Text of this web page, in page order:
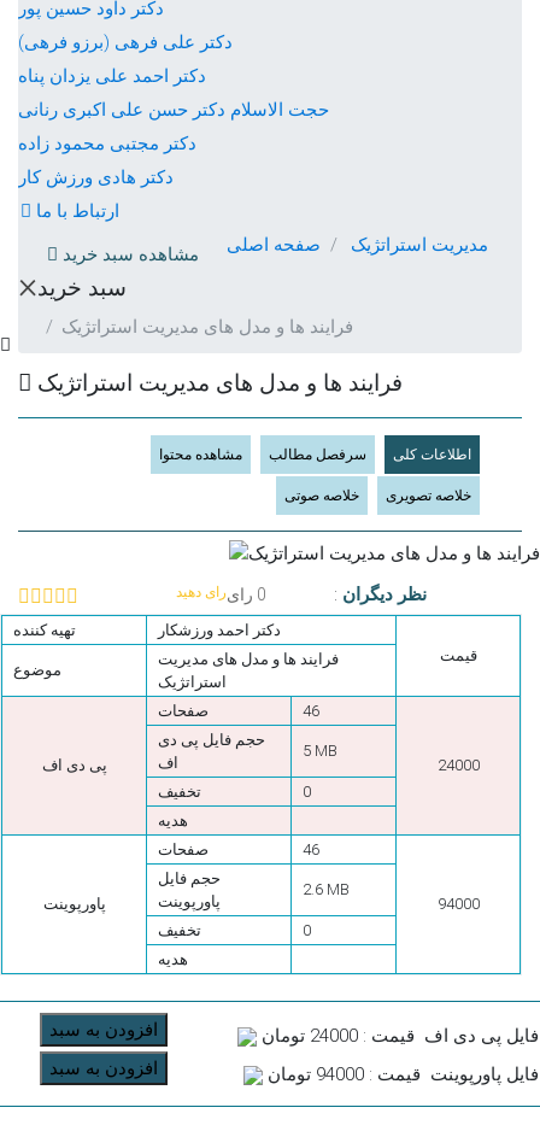
دکتر داود حسین پور
دکتر علی فرهی (برزو فرهی)
دکتر احمد علی یزدان پناه
حجت الاسلام دكتر حسن علی اکبری رنانی
دکتر مجتبی محمود زاده
دکتر هادی ورزش کار
ارتباط با ما
مشاهده سبد خرید
×سبد خرید
صفحه اصلی مدیریت استراتژیک
فرایند ها و مدل های مدیریت استراتژیک
فرایند ها و مدل های مدیریت استراتژیک
اطلاعات کلی سرفصل مطالب مشاهده محتوا
خلاصه تصویری خلاصه صوتی
نظر دیگران : 0 رای رای دهید
تهیه کننده
دکتر احمد ورزشکار
قیمت
موضوع
فرایند ها و مدل های مدیریت
استراتژیک
پی دی اف
صفحات 46
24000
حجم فایل پی دی
اف
5 MB
تخفیف
0
هدیه
پاورپوینت
صفحات 46
94000
حجم فایل
پاورپوینت
2.6 MB
تخفیف
0
هدیه
فایل پی دی اف قیمت : 24000 تومان افزودن به سبد
فایل پاورپوینت قیمت : 94000 تومان افزودن به سبد